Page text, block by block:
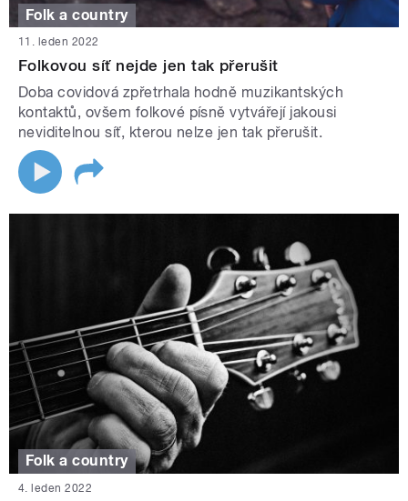
Folk a country
11. leden 2022
Folkovou síť nejde jen tak přerušit
Doba covidová zpřetrhala hodně muzikantských
kontaktů, ovšem folkové písně vytvářejí jakousi
neviditelnou síť, kterou nelze jen tak přerušit.
Folk a country
4. leden 2022